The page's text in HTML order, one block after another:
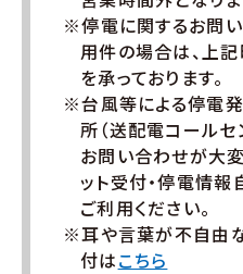
※停電に関するお問
用件の場合は、上
を承っております。
※台風等による停電
所（送配電コール
お問い合わせが大
ット受付・停電情
ご利用ください。
※耳や言葉が不自由
付はこちら